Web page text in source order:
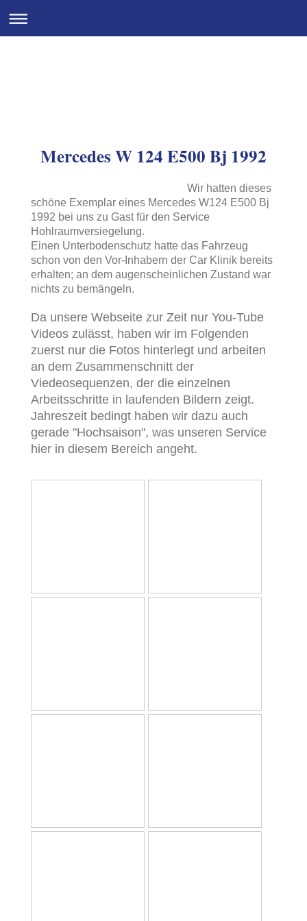
Mercedes W 124 E500 Bj 1992
Wir hatten dieses
schöne Exemplar eines Mercedes W124 E500 Bj
1992 bei uns zu Gast für den Service
Hohlraumversiegelung.
Einen Unterbodenschutz hatte das Fahrzeug
schon von den Vor-Inhabern der Car Klinik bereits
erhalten; an dem augenscheinlichen Zustand war
nichts zu bemängeln.
Da unsere Webseite zur Zeit nur You-Tube
Videos zulässt, haben wir im Folgenden
zuerst nur die Fotos hinterlegt und arbeiten
an dem Zusammenschnitt der
Viedeosequenzen, der die einzelnen
Arbeitsschritte in laufenden Bildern zeigt.
Jahreszeit bedingt haben wir dazu auch
gerade "Hochsaison", was unseren Service
hier in diesem Bereich angeht.